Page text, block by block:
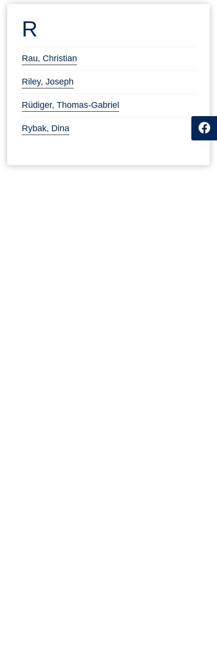
R
Rau, Christian
Riley, Joseph
Rüdiger, Thomas-Gabriel
Rybak, Dinamehr Infos zu Rybak, Dina aufrufen